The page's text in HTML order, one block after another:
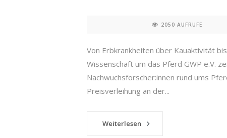
2050 AUFRUFE
Von Erbkrankheiten über Kauaktivität
Wissenschaft um das Pferd GWP e.V.
Nachwuchsforscher:innen rund ums
Preisverleihung an der...
Weiterlesen